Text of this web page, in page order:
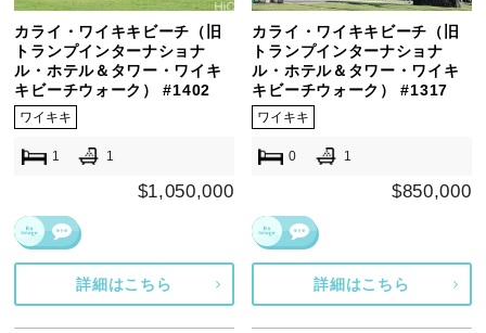
カライ・ワイキキビーチ（旧
トランプインターナショナ
ル・ホテル＆タワー・ワイキ
キビーチウォーク） #1402
ワイキキ
1 1
$1,050,000
詳細はこちら
カライ・ワイキキビーチ（旧
トランプインターナショナ
ル・ホテル＆タワー・ワイキ
キビーチウォーク） #1317
ワイキキ
0 1
$850,000
詳細はこちら